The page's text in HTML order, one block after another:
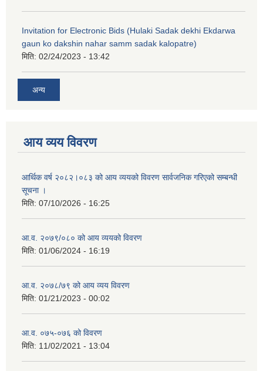
Invitation for Electronic Bids (Hulaki Sadak dekhi Ekdarwa
gaun ko dakshin nahar samm sadak kalopatre)
मिति: 02/24/2023 - 13:42
अन्य
आय व्यय विवरण
आर्थिक वर्ष २०८२।०८३ को आय व्ययको विवरण सार्वजनिक गरिएको सम्बन्धी
सूचना ।
मिति: 07/10/2026 - 16:25
आ.व. २०७९/०८० को आय व्ययको विवरण
मिति: 01/06/2024 - 16:19
आ.व. २०७८/७९ को आय व्यय विवरण
मिति: 01/21/2023 - 00:02
आ.व. ०७५-०७६ को विवरण
मिति: 11/02/2021 - 13:04